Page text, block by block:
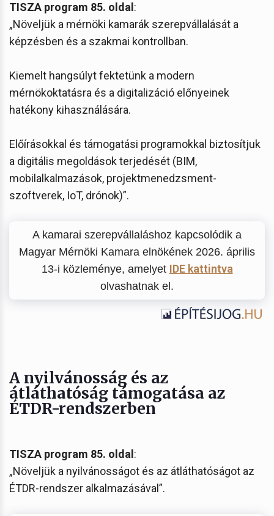
TISZA program 85. oldal :
„Növeljük a mérnöki kamarák szerepvállalását a
képzésben és a szakmai kontrollban.
Kiemelt hangsúlyt fektetünk a modern
mérnökoktatásra és a digitalizáció előnyeinek
hatékony kihasználására.
Előírásokkal és támogatási programokkal biztosítjuk
a digitális megoldások terjedését (BIM,
mobilalkalmazások, projektmenedzsment-
szoftverek, IoT, drónok)”.
A kamarai szerepvállaláshoz kapcsolódik a
Magyar Mérnöki Kamara elnökének 2026. április
13-i közleménye, amelyet IDE kattintva
olvashatnak el.
A nyilvánosság és az
átláthatóság támogatása az
ÉTDR-rendszerben
TISZA program 85. oldal :
„Növeljük a nyilvánosságot és az átláthatóságot az
ÉTDR-rendszer alkalmazásával”.